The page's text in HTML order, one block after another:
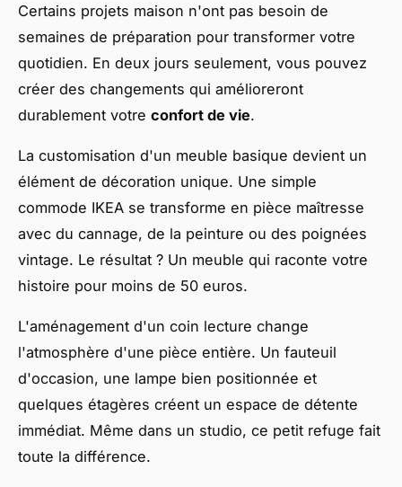
Certains projets maison n'ont pas besoin de
semaines de préparation pour transformer votre
quotidien. En deux jours seulement, vous pouvez
créer des changements qui amélioreront
durablement votre confort de vie.
La customisation d'un meuble basique devient un
élément de décoration unique. Une simple
commode IKEA se transforme en pièce maîtresse
avec du cannage, de la peinture ou des poignées
vintage. Le résultat ? Un meuble qui raconte votre
histoire pour moins de 50 euros.
L'aménagement d'un coin lecture change
l'atmosphère d'une pièce entière. Un fauteuil
d'occasion, une lampe bien positionnée et
quelques étagères créent un espace de détente
immédiat. Même dans un studio, ce petit refuge fait
toute la différence.